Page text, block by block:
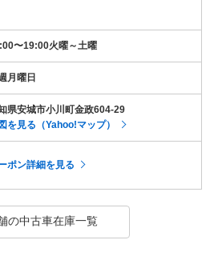
〜19:00火曜～土曜
月曜日
県安城市小川町金政604-29
を見る（Yahoo!マップ）
ポン詳細を見る
の中古車在庫一覧